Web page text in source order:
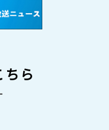
ら